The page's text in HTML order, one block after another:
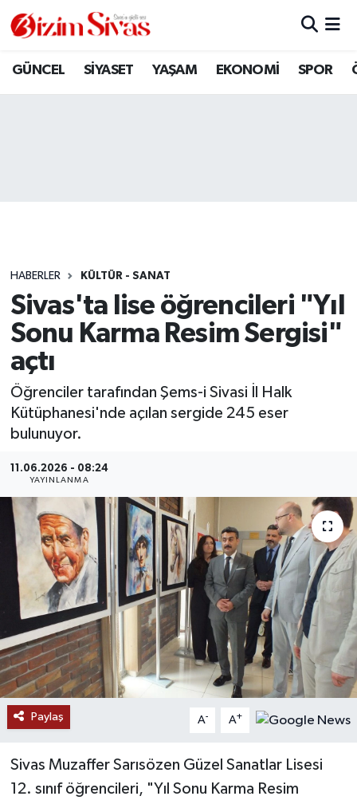
GÜNCEL SİYASET YAŞAM EKONOMİ SPOR
HABERLER KÜLTÜR - SANAT
Sivas'ta lise öğrencileri "Yıl
Sonu Karma Resim Sergisi"
açtı
Öğrenciler tarafından Şems-i Sivasi İl Halk
Kütüphanesi'nde açılan sergide 245 eser
bulunuyor.
11.06.2026 - 08:24
YAYINLANMA
Paylaş A- A+
Sivas Muzaffer Sarısözen Güzel Sanatlar Lisesi
12. sınıf öğrencileri, "Yıl Sonu Karma Resim
ARAMIZDAN AYRILANLAR
GÜNCEL
KÜLTÜR
MAGAZİN
RESMİ İLANLAR
SAĞLIK
SİYASET
SOSYAL YARDIMLAR
SPONSORLU YAZI
SPOR
TEKNOLOJİ
Sivas Nöbetçi Eczaneler
Son Dakika Haberleri
Haber Arşivi